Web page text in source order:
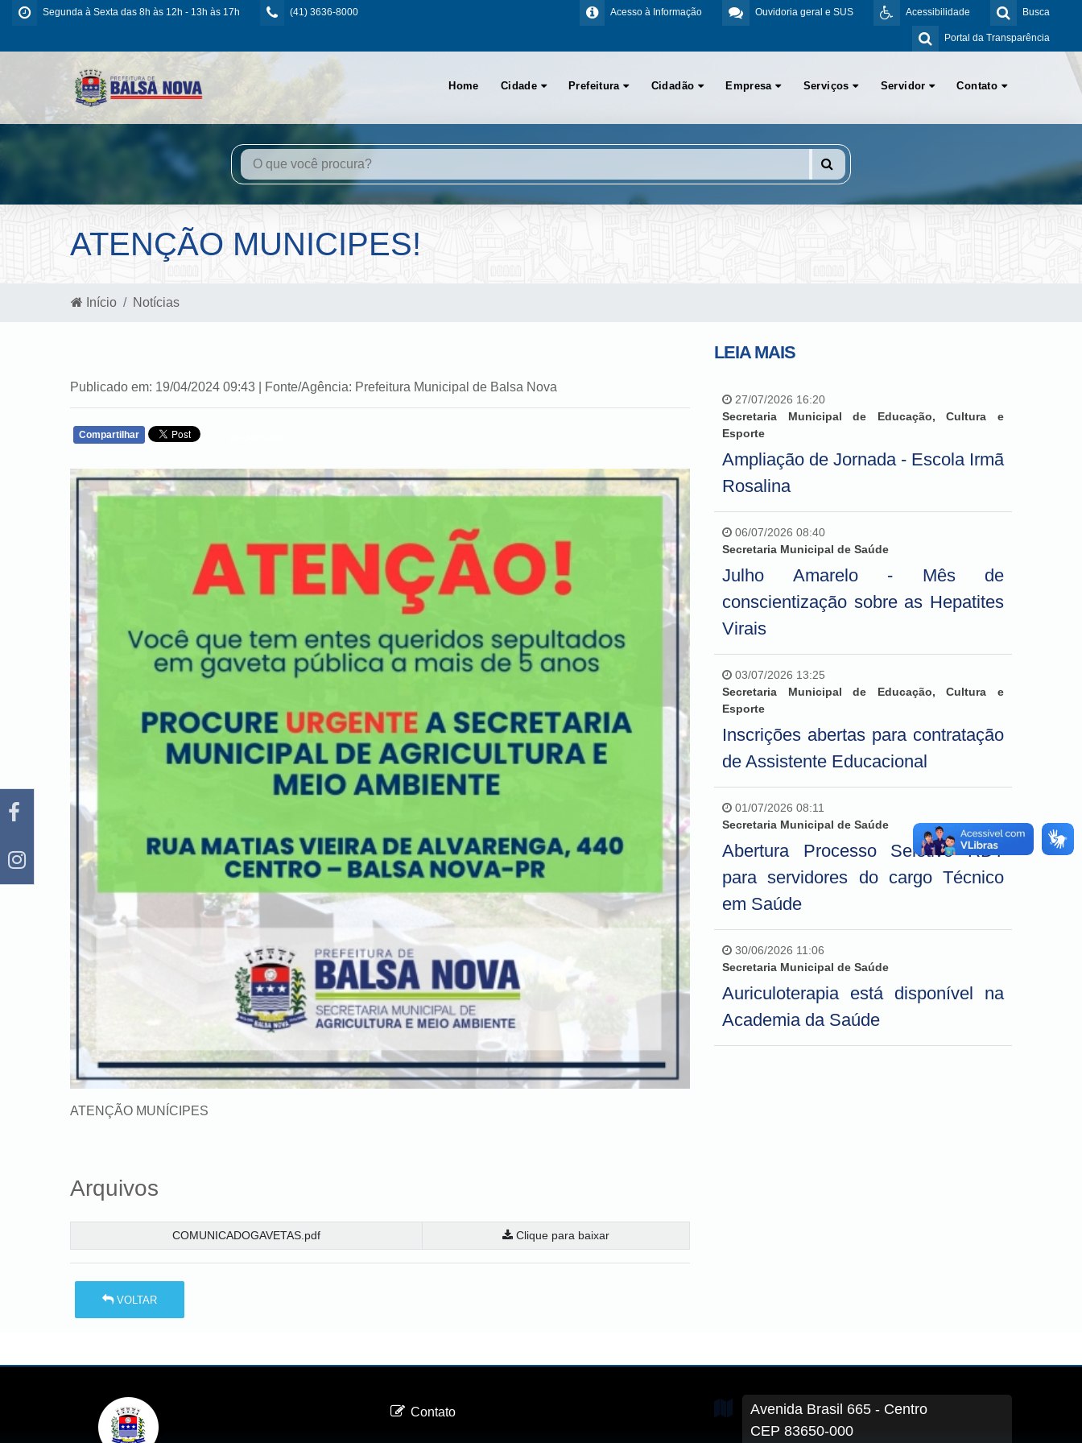
Segunda à Sexta das 8h às 12h - 13h às 17h (41) 3636-8000 Busca
Acessibilidade
Ouvidoria geral e SUS
Acesso à Informação
Portal da Transparência
Home Cidade Prefeitura Cidadão Empresa Serviços Servidor Contato
ATENÇÃO MUNICIPES!
Início Notícias
Publicado em: 19/04/2024 09:43 | Fonte/Agência: Prefeitura Municipal de Balsa Nova
Compartilhar
ATENÇÃO MUNÍCIPES
Arquivos
COMUNICADOGAVETAS.pdf Clique para baixar
VOLTAR
LEIA MAIS
27/07/2026 16:20
Secretaria Municipal de Educação, Cultura e
Esporte
Ampliação de Jornada - Escola Irmã
Rosalina
06/07/2026 08:40
Secretaria Municipal de Saúde
Julho Amarelo - Mês de
conscientização sobre as Hepatites
Virais
03/07/2026 13:25
Secretaria Municipal de Educação, Cultura e
Esporte
Inscrições abertas para contratação
de Assistente Educacional
01/07/2026 08:11
Secretaria Municipal de Saúde
Abertura Processo Seletivo RDT
para servidores do cargo Técnico
em Saúde
30/06/2026 11:06
Secretaria Municipal de Saúde
Auriculoterapia está disponível na
Academia da Saúde
Contato Avenida Brasil 665 - Centro
CEP 83650-000